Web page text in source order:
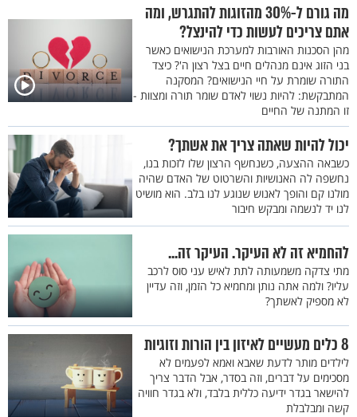
מה גורם ל-30% מהזוגות להתגרש, ומה
אתם צריכים לעשות כדי להינצל?
מהן הסכנות האורבות למערכת הנישואים כאשר
בני הזוג אינם מנהלים חיים בצל רצון ה'? כיצד
התורה שומרת על חיי הנישואים? המסקנה
המתבקשת: להיות נשוי לאדם שומר תורה ומצוות -
זו המתנה של החיים
יכול להיות שאתה צריך את אשתך?
כשבאה ההצעה, כשנחשף הרצון שלו לזכות בנו,
נחשפה לה האנושיות והשרטוט של האדם שהיה
מולנו קם והופך לאנוש שנוגע לנו בלב. הוא מושיט
לנו יד לנשמה ומבקש חיבור
להחמיא זה לא העיקר. העיקר זה...
מתי צדקה משמעותה לתת לאיש עני סוס לרכב
עליו? ולמה אתה נותן ומחמיא כל הזמן, וזה עדיין
לא מספיק לאשתך?
8 כלים מעשיים לאיזון בין הורות וזוגיות
לילדים מותר לדעת שאבא ואמא לפעמים לא
מסכימים על דברים, וזה בסדר, אבל הדבר צריך
להישאר בגדר ידיעה כללית בלבד, ולא בגדר חוויה
קשה ומבלבלת